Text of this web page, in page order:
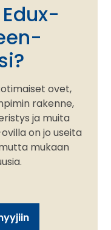
ovet,
rakenne,
ja muita
on jo useita
mukaan